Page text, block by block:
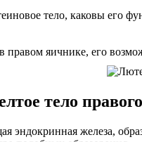
тело, каковы его
правом яичнике, его
тело
эндокринная железа,